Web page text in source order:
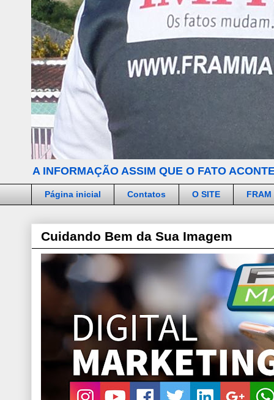
A INFORMAÇÃO ASSIM QUE O FATO
Página inicial Contatos O SITE FRAM
Cuidando Bem da Sua Imagem